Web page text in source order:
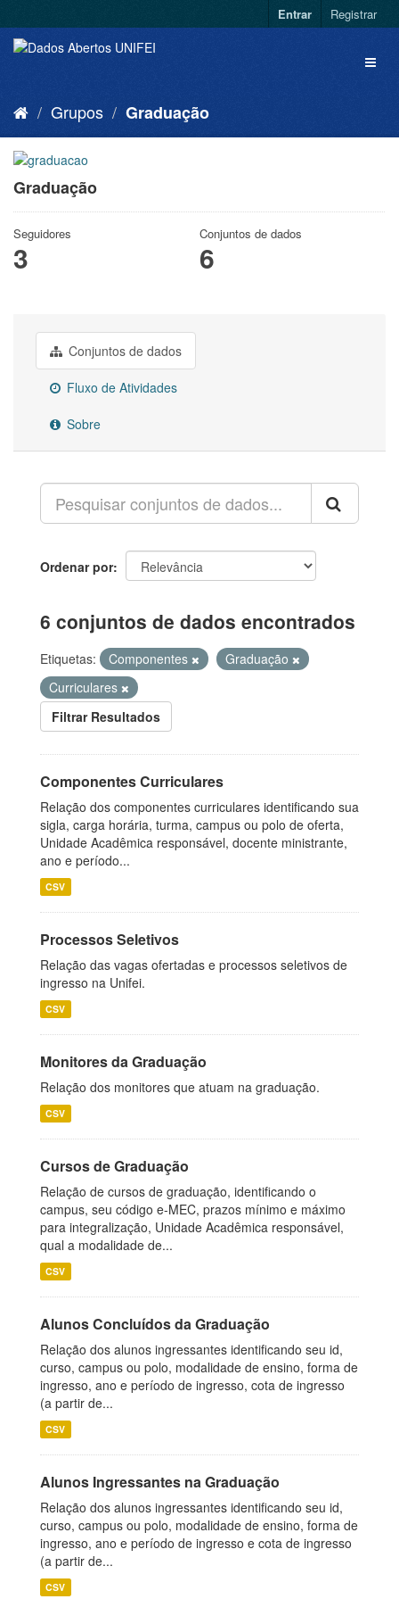
Entrar Registrar
Grupos Graduação
Graduação
Seguidores
3
Conjuntos de dados
6
Conjuntos de dados
Fluxo de Atividades
Sobre
Ordenar por
6 conjuntos de dados encontrados
Etiquetas: Componentes
Graduação
Curriculares
Filtrar Resultados
Componentes Curriculares
Relação dos componentes curriculares identificando sua
sigla, carga horária, turma, campus ou polo de oferta,
Unidade Acadêmica responsável, docente ministrante,
ano e período...
CSV
Processos Seletivos
Relação das vagas ofertadas e processos seletivos de
ingresso na Unifei.
CSV
Monitores da Graduação
Relação dos monitores que atuam na graduação.
CSV
Cursos de Graduação
Relação de cursos de graduação, identificando o
campus, seu código e-MEC, prazos mínimo e máximo
para integralização, Unidade Acadêmica responsável,
qual a modalidade de...
CSV
Alunos Concluídos da Graduação
Relação dos alunos ingressantes identificando seu id,
curso, campus ou polo, modalidade de ensino, forma de
ingresso, ano e período de ingresso, cota de ingresso
(a partir de...
CSV
Alunos Ingressantes na Graduação
Relação dos alunos ingressantes identificando seu id,
curso, campus ou polo, modalidade de ensino, forma de
ingresso, ano e período de ingresso e cota de ingresso
(a partir de...
CSV